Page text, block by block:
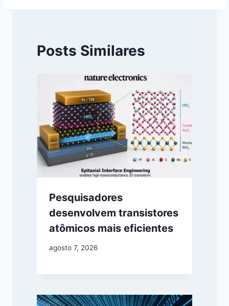
Posts Similares
Pesquisadores
desenvolvem transistores
atômicos mais eficientes
agosto 7, 2026